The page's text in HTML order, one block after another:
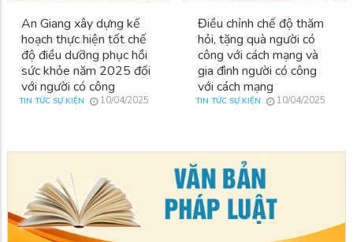
An Giang xây dựng kế
hoạch thực hiện tốt chế
độ điều dưỡng phục hồi
sức khỏe năm 2025 đối
với người có công
TIN TỨC SỰ KIỆN 10/04/2025
Điều chỉnh chế độ thăm
hỏi, tặng quà người có
công với cách mạng và
gia đình người có công
với cách mạng
TIN TỨC SỰ KIỆN 10/04/2025